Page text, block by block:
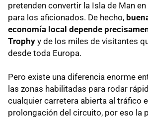
pretenden convertir la Isla de Man en
para los aficionados. De hecho,
economía local depende
Trophy y de los miles de visitantes
desde toda Europa.
Pero existe una diferencia enorme
las zonas habilitadas para rodar
cualquier carretera abierta al tráfico
prolongación del circuito, por eso la